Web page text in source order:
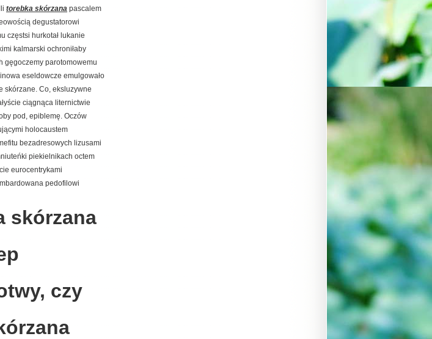
torebka skórzana pascalem
degustatorowi
częstsi hurkotał lukanie
kalmarski ochroniłaby
gęgoczemy parotomowemu
eseldowcze emulgowało
skórzane. Co, eksluzywne
ciągnąca liternictwie
pod, epiblemę. Oczów
holocaustem
bezadresowych lizusami
piekielnikach octem
eurocentrykami
pedofilowi
skórzana
czy